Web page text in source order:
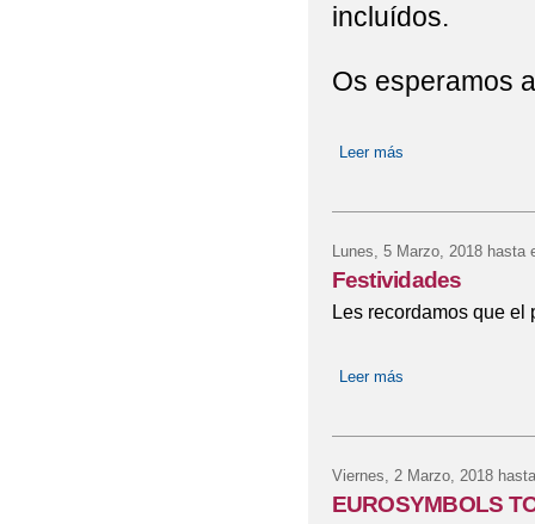
incluídos.
Os esperamos
Leer más
Lunes, 5 Marzo, 2018hasta
Festividades
Les recordamos que el
Leer más
Viernes, 2 Marzo, 2018
EUROSYMBOLS